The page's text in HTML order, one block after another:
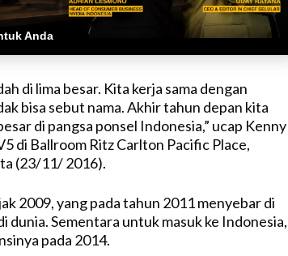
Anda
di lima besar. Kita kerja sama dengan
bisa sebut nama. Akhir tahun depan kita
di pangsa ponsel Indonesia,” ucap Kenny
di Ballroom Ritz Carlton Pacific Place,
(23/11/ 2016).
2009, yang pada tahun 2011 menyebar di
dunia. Sementara untuk masuk ke Indonesia,
pada 2014.